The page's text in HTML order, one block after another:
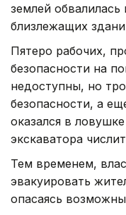
землей
близлежащих
Пятеро рабочих,
безопасности на
недоступны, но
безопасности, а
оказался в
экскаватора
Тем временем,
эвакуировать
опасаясь